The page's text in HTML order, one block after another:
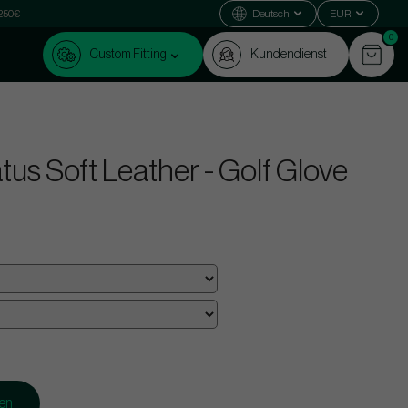
Deutsch EUR
Custom Fitting Kundendienst
0
Soft Leather - Golf Glove